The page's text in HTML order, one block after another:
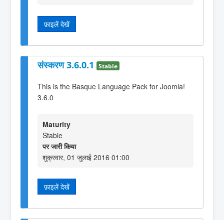
फ़ाइलें देखें
संस्करण 3.6.0.1 Stable
This is the Basque Language Pack for Joomla!
3.6.0
Maturity
Stable
पर जारी किया
शुक्रवार, 01 जुलाई 2016 01:00
फ़ाइलें देखें